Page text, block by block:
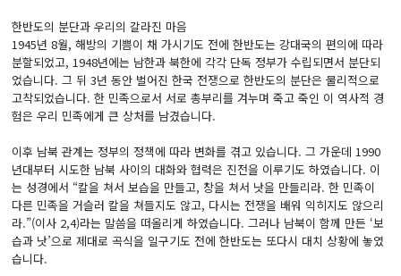
한반도의 분단과 우리의 갈라진 마음
1945년 8월, 해방의 기쁨이 채 가시기도 전에 한반도는 강대국의 편의에 따라
분할되었고, 1948년에는 남한과 북한에 각각 단독 정부가 수립되면서 분단되
었습니다. 그 뒤 3년 동안 벌어진 한국 전쟁으로 한반도의 분단은 물리적으로
고착되었습니다. 한 민족으로서 서로 총부리를 겨누며 죽고 죽인 이 역사적 경
험은 우리 민족에게 큰 상처를 남겼습니다.
이후 남북 관계는 정부의 정책에 따라 변화를 겪고 있습니다. 그 가운데 1990
년대부터 시도한 남북 사이의 대화와 협력은 진전을 이루기도 하였습니다. 이
는 성경에서 “칼을 쳐서 보습을 만들고, 창을 쳐서 낫을 만들리라. 한 민족이
다른 민족을 거슬러 칼을 쳐들지도 않고, 다시는 전쟁을 배워 익히지도 않으리
라.”(이사 2,4)라는 말씀을 떠올리게 하였습니다. 그러나 남북이 함께 만든 ‘보
습과 낫’으로 제대로 곡식을 일구기도 전에 한반도는 또다시 대치 상황에 놓였
습니다.